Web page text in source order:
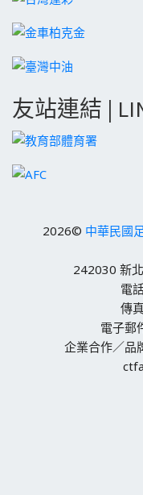
友站連結 |
2026© 中華民國
242030 新
電
傳
電子郵
企業合作／品